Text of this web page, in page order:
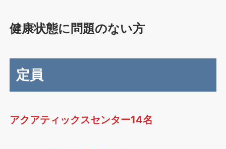
健康状態に問題のない方
定員
アクアティックスセンター14名